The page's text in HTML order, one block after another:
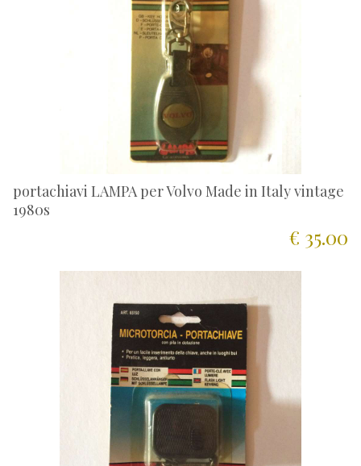
portachiavi LAMPA per Volvo Made in Italy vintage
1980s
€ 35.00